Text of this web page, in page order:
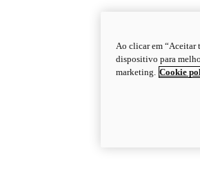
Ao clicar em “Aceitar
dispositivo para
marketing. Cookie